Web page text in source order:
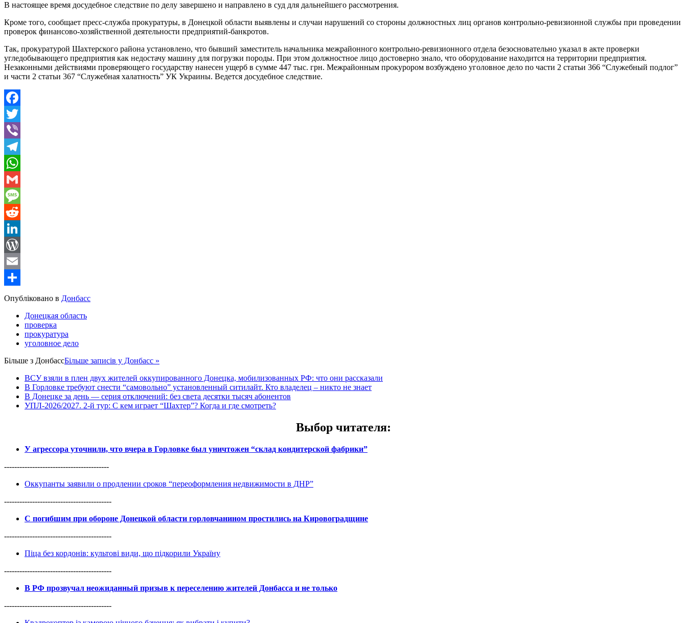
В настоящее время досудебное следствие по делу завершено и направлено в суд для дальнейшего рассмотрения.
Кроме того, сообщает пресс-служба прокуратуры, в Донецкой области выявлены и случаи нарушений со стороны должностных лиц органов контрольно-ревизионной службы при проведении
проверок финансово-хозяйственной деятельности предприятий-банкротов.
Так, прокуратурой Шахтерского района установлено, что бывший заместитель начальника межрайонного контрольно-ревизионного отдела безосновательно указал в акте проверки
угледобывающего предприятия как недостачу машину для погрузки породы. При этом должностное лицо достоверно знало, что оборудование находится на территории предприятия.
Незаконными действиями проверяющего государству нанесен ущерб в сумме 447 тыс. грн. Межрайонным прокурором возбуждено уголовное дело по части 2 статьи 366 “Служебный подлог”
и части 2 статьи 367 “Служебная халатность” УК Украины. Ведется досудебное следствие.
Facebook
Twitter
Viber
Telegram
WhatsApp
Gmail
Message
Reddit
LinkedIn
WordPress
Email
Share
Опубліковано в Донбасс
Донецкая область
проверка
прокуратура
уголовное дело
Більше з ДонбассБільше записів у Донбасс »
ВСУ взяли в плен двух жителей оккупированного Донецка, мобилизованных РФ: что они рассказали
В Горловке требуют снести “самовольно” установленный ситилайт. Кто владелец – никто не знает
В Донецке за день — серия отключений: без света десятки тысяч абонентов
УПЛ-2026/2027. 2-й тур: С кем играет “Шахтер”? Когда и где смотреть?
Выбор читателя:
У агрессора уточнили, что вчера в Горловке был уничтожен “склад кондитерской фабрики”
-----------------------------------------
Оккупанты заявили о продлении сроков “переоформления недвижимости в ДНР”
------------------------------------------
С погибшим при обороне Донецкой области горловчанином простились на Кировоградщине
------------------------------------------
Піца без кордонів: культові види, що підкорили Україну
------------------------------------------
В РФ прозвучал неожиданный призыв к переселению жителей Донбасса и не только
------------------------------------------